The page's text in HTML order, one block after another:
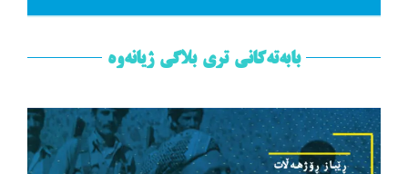
بابەتەکانی تری بلاگی ژیانەوە